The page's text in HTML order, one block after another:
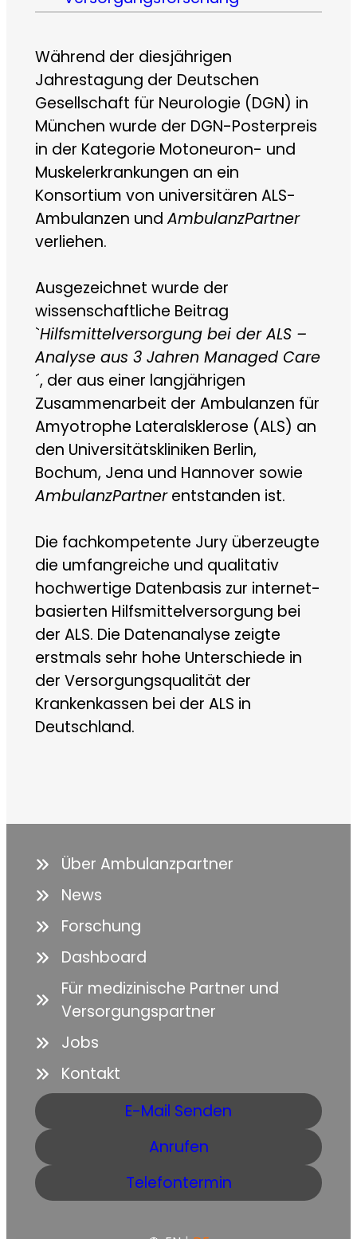
Während der diesjährigen
Jahrestagung der Deutschen
Gesellschaft für Neurologie (DGN) in
München wurde der DGN-Posterpreis
in der Kategorie Motoneuron- und
Muskelerkrankungen an ein
Konsortium von universitären ALS-
Ambulanzen undAmbulanzPartner
verliehen.
Ausgezeichnet wurde der
wissenschaftliche Beitrag
`Hilfsmittelversorgung bei der ALS –
Analyse aus 3 Jahren Managed Care
´, der aus einer langjährigen
Zusammenarbeit der Ambulanzen für
Amyotrophe Lateralsklerose (ALS) an
den Universitätskliniken Berlin,
Bochum, Jena und Hannover sowie
AmbulanzPartnerentstanden ist.
Die fachkompetente Jury überzeugte
die umfangreiche und qualitativ
hochwertige Datenbasis zur internet-
basierten Hilfsmittelversorgung bei
der ALS. Die Datenanalyse zeigte
erstmals sehr hohe Unterschiede in
der Versorgungsqualität der
Krankenkassen bei der ALS in
Deutschland.
Über Ambulanzpartner
News
Forschung
Dashboard
Für medizinische Partner und
Versorgungspartner
Jobs
Kontakt
E-Mail Senden
Anrufen
Telefontermin